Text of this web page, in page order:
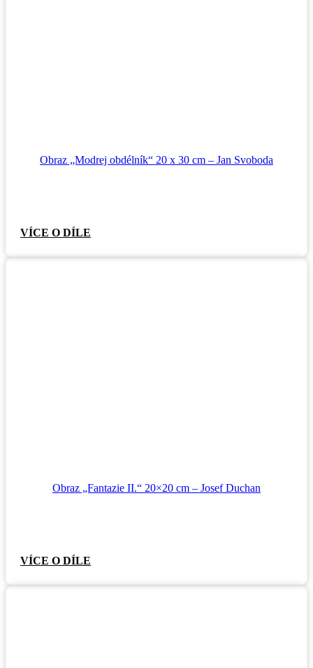
Obraz „Modrej obdélník“ 20 x 30 cm – Jan Svoboda
VÍCE O DÍLE
Obraz „Fantazie II.“ 20×20 cm – Josef Duchan
VÍCE O DÍLE